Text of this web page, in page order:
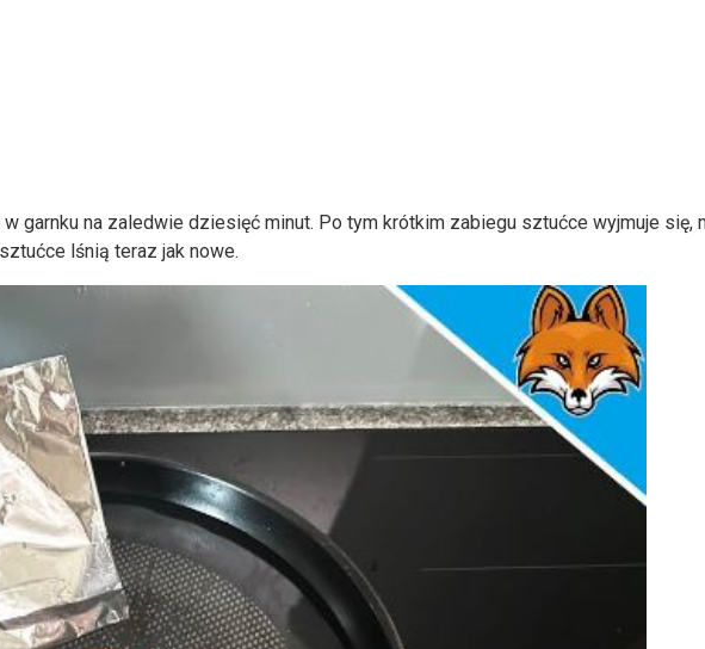
garnku na zaledwie dziesięć minut. Po tym krótkim zabiegu sztućce wyjmuje się,
lśnią teraz jak nowe.